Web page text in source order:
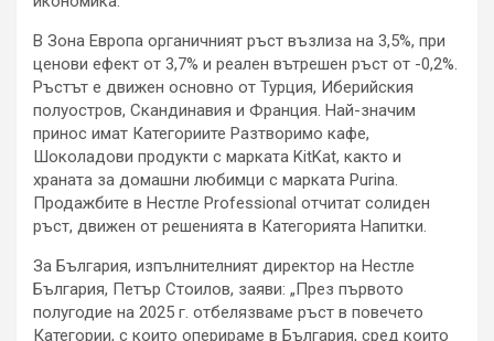
В Зона Европа органичният ръст възлиза на 3,5%, при
ценови ефект от 3,7% и реален вътрешен ръст от -0,2%.
Ръстът е движен основно от Турция, Иберийския
полуостров, Скандинавия и Франция. Най-значим
принос имат Категориите Разтворимо кафе,
Шоколадови продукти с марката KitKat, както и
храната за домашни любимци с марката Purina.
Продажбите в Нестле Professional отчитат солиден
ръст, движен от решенията в Категорията Напитки.
За България, изпълнителният директор на Нестле
България, Петър Стоилов, заяви: „През първото
полугодие на 2025 г. отбелязваме ръст в повечето
Категории, с които оперираме в България, сред които